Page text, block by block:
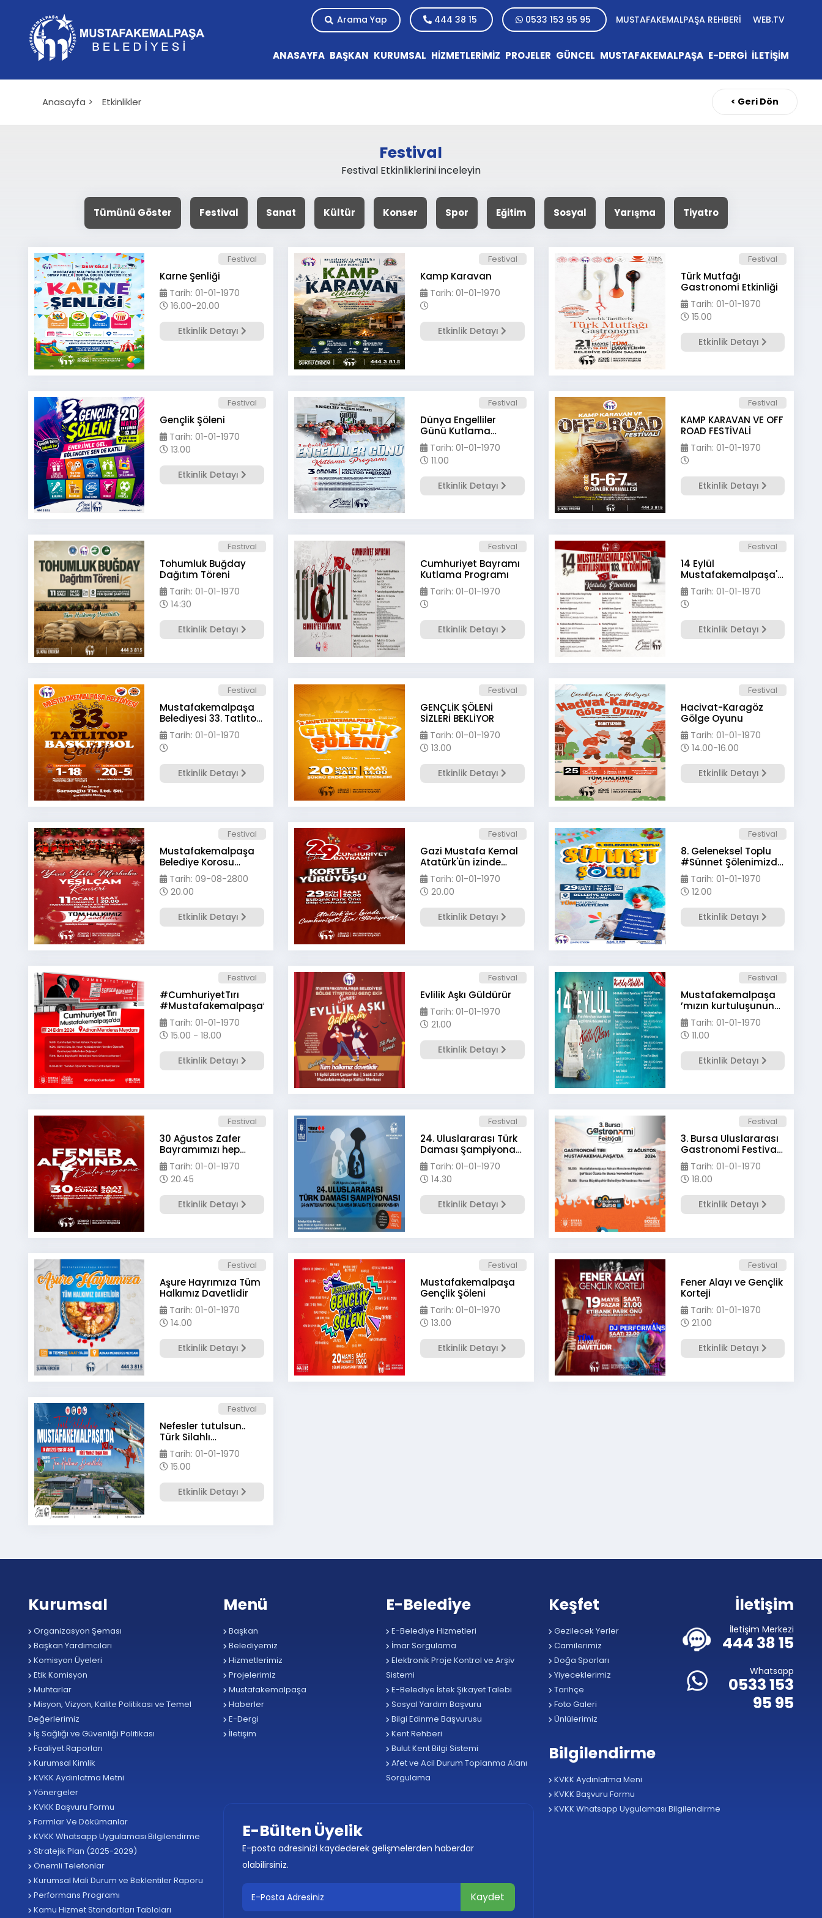
Arama Yap 444 38 15 0533 153 95 95 MUSTAFAKEMALPAŞA REHBERİ WEB.TV
ANASAYFA BAŞKAN KURUMSAL HİZMETLERİMİZ PROJELER GÜNCEL MUSTAFAKEMALPAŞA E-DERGİ İLETİŞİM
Anasayfa > Etkinlikler < Geri Dön
Festival
Festival Etkinliklerini inceleyin
Tümünü Göster Festival Sanat Kültür Konser Spor Eğitim Sosyal Yarışma Tiyatro
Festival
Karne Şenliği
Tarih: 01-01-1970
16.00-20.00
Etkinlik Detayı
Festival
Kamp Karavan
Tarih: 01-01-1970
Etkinlik Detayı
Festival
Türk Mutfağı
Gastronomi Etkinliği
Tarih: 01-01-1970
15.00
Etkinlik Detayı
Festival
Gençlik Şöleni
Tarih: 01-01-1970
13.00
Etkinlik Detayı
Festival
Dünya Engelliler
Günü Kutlama
Programı
Tarih: 01-01-1970
11.00
Etkinlik Detayı
Festival
KAMP KARAVAN VE OFF
ROAD FESTİVALİ
Tarih: 01-01-1970
Etkinlik Detayı
Festival
Tohumluk Buğday
Dağıtım Töreni
Tarih: 01-01-1970
14:30
Etkinlik Detayı
Festival
Cumhuriyet Bayramı
Kutlama Programı
Tarih: 01-01-1970
Etkinlik Detayı
Festival
14 Eylül
Mustafakemalpaşa'mızın
Kurtuluşunun 103. Yıl
Dönümü Etkinlikleri
Tarih: 01-01-1970
Etkinlik Detayı
Festival
Mustafakemalpaşa
Belediyesi 33. Tatlıtop
Basketbol Şenliği
Tarih: 01-01-1970
Etkinlik Detayı
Festival
GENÇLİK ŞÖLENİ
SİZLERİ BEKLİYOR
Tarih: 01-01-1970
13.00
Etkinlik Detayı
Festival
Hacivat-Karagöz
Gölge Oyunu
Tarih: 01-01-1970
14.00-16.00
Etkinlik Detayı
Festival
Mustafakemalpaşa
Belediye Korosu
Sunar..
Tarih: 09-08-2800
20.00
Etkinlik Detayı
Festival
Gazi Mustafa Kemal
Atatürk'ün izinde
#Cumhuriyet için
yürüyoruz
Tarih: 01-01-1970
20.00
Etkinlik Detayı
Festival
8. Geleneksel Toplu
#Sünnet Şölenimizde
çocuklarımızın
mutluluğuna ortak
olalım ☺️
Tarih: 01-01-1970
12.00
Etkinlik Detayı
Festival
#CumhuriyetTırı
#Mustafakemalpaşa’da
Tarih: 01-01-1970
15.00 - 18.00
Etkinlik Detayı
Festival
Evlilik Aşkı Güldürür
Tarih: 01-01-1970
21.00
Etkinlik Detayı
Festival
Mustafakemalpaşa
’mızın kurtuluşunun
102. yılını coşkuyla
kutluyoruz
Tarih: 01-01-1970
11.00
Etkinlik Detayı
Festival
30 Ağustos Zafer
Bayramımızı hep
birlikte coşkuyla
kutlayacağız
Tarih: 01-01-1970
20.45
Etkinlik Detayı
Festival
24. Uluslararası Türk
Daması Şampiyonası
için nefesler tutuldu
Tarih: 01-01-1970
14.30
Etkinlik Detayı
Festival
3. Bursa Uluslararası
Gastronomi Festivali
Başlıyor!
Tarih: 01-01-1970
18.00
Etkinlik Detayı
Festival
Aşure Hayrımıza Tüm
Halkımız Davetlidir
Tarih: 01-01-1970
14.00
Etkinlik Detayı
Festival
Mustafakemalpaşa
Gençlik Şöleni
Tarih: 01-01-1970
13.00
Etkinlik Detayı
Festival
Fener Alayı ve Gençlik
Korteji
Tarih: 01-01-1970
21.00
Etkinlik Detayı
Festival
Nefesler tutulsun..
Türk Silahlı
Kuvvetlerinin göz
bebeği TürkYıldızları
Mustafakemalpaşa
semalarında
Tarih: 01-01-1970
15.00
Etkinlik Detayı
Kurumsal
Organizasyon Şeması
Başkan Yardımcıları
Komisyon Üyeleri
Etik Komisyon
Muhtarlar
Misyon, Vizyon, Kalite Politikası ve Temel
Değerlerimiz
İş Sağlığı ve Güvenliği Politikası
Faaliyet Raporları
Kurumsal Kimlik
KVKK Aydınlatma Metni
Yönergeler
KVKK Başvuru Formu
Formlar Ve Dökümanlar
KVKK Whatsapp Uygulaması Bilgilendirme
Stratejik Plan (2025-2029)
Önemli Telefonlar
Kurumsal Mali Durum ve Beklentiler Raporu
Performans Programı
Kamu Hizmet Standartları Tabloları
Menü
Başkan
Belediyemiz
Hizmetlerimiz
Projelerimiz
Mustafakemalpaşa
Haberler
E-Dergi
İletişim
E-Belediye
E-Belediye Hizmetleri
İmar Sorgulama
Elektronik Proje Kontrol ve Arşiv
Sistemi
E-Belediye İstek Şikayet Talebi
Sosyal Yardım Başvuru
Bilgi Edinme Başvurusu
Kent Rehberi
Bulut Kent Bilgi Sistemi
Afet ve Acil Durum Toplanma Alanı
Sorgulama
E-Bülten Üyelik
E-posta adresinizi kaydederek gelişmelerden haberdar
olabilirsiniz.
Keşfet
Gezilecek Yerler
Camilerimiz
Doğa Sporları
Yiyeceklerimiz
Tarihçe
Foto Galeri
Ünlülerimiz
İletişim
İletişim Merkezi
444 38 15
Whatsapp
0533 153
95 95
Bilgilendirme
KVKK Aydınlatma Meni
KVKK Başvuru Formu
KVKK Whatsapp Uygulaması Bilgilendirme